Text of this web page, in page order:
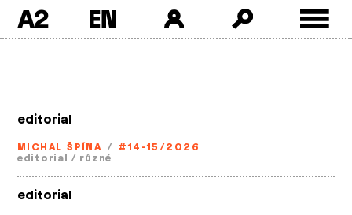
A2
editorial
MICHAL ŠPÍNA / #14-15/2026
editorial / různé
editorial